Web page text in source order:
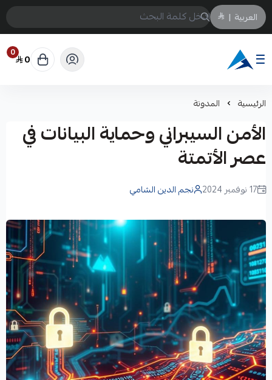
العربية |
Arabtechksa
0 0
الرئيسية المدونة
الأمن السيبراني وحماية البيانات في
عصر الأتمتة
17 نوفمبر 2024 نجم الدين الشامي